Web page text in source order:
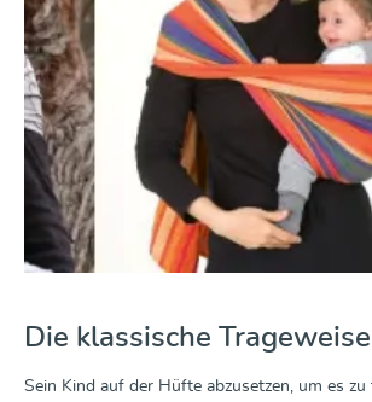
Die klassische
Sein Kind auf der Hüfte abzusetzen, um es